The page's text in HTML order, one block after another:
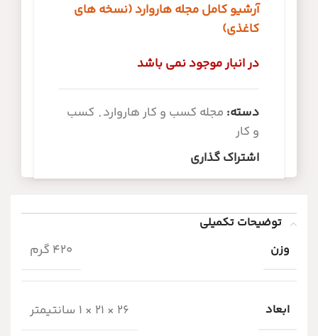
آرشیو کامل مجله هاروارد (نسخه های
کاغذی)
در انبار موجود نمی باشد
دسته: مجله کسب و کار هاروارد, کسب
و کار
اشتراک گذاری
توضیحات تکمیلی
وزن
420 گرم
ابعاد 26 × 21 × 1 سانتیمتر